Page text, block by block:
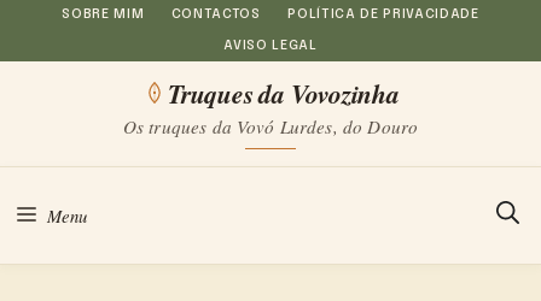
Saltar
para
conteúdo
SOBRE MIM CONTACTOS POLÍTICA DE PRIVACIDADE
AVISO LEGAL
Truques da Vovozinha
Os truques da Vovó Lurdes, do Douro
Menu